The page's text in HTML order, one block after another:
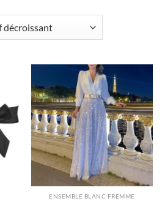
ENSEMBLE BLANC FREMME